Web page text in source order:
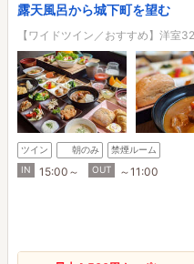
露天風呂から城下町を望む
【ワイドツイン／おすすめ】洋室
ツイン 朝のみ
禁煙ルーム
IN
15:00～ OUT ～11:00